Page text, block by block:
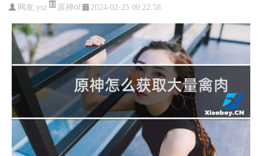
网友:ysz 原神ol 2024-02-25 00:22:58